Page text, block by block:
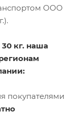
ООО
30 кг. наша
покупателями